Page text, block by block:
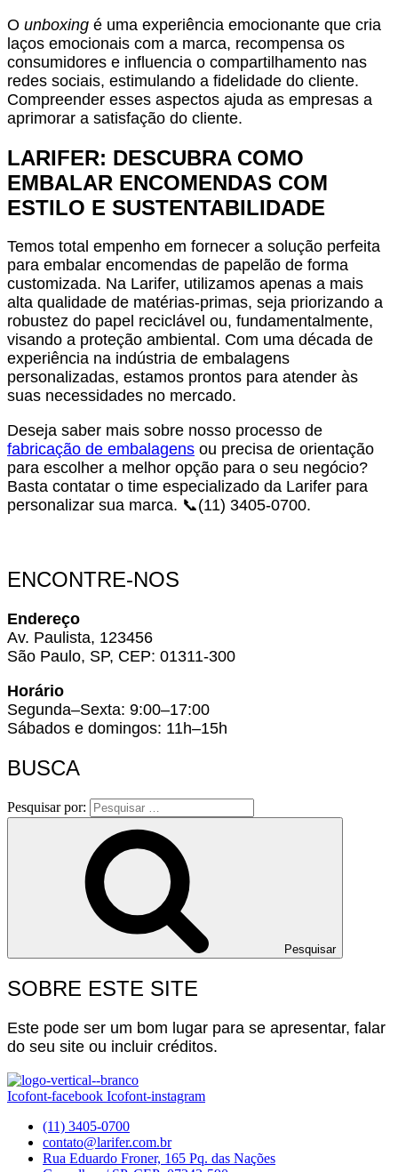
O unboxing é uma experiência emocionante que cria
laços emocionais com a marca, recompensa os
consumidores e influencia o compartilhamento nas
redes sociais, estimulando a fidelidade do cliente.
Compreender esses aspectos ajuda as empresas a
aprimorar a satisfação do cliente.
LARIFER: DESCUBRA COMO
EMBALAR ENCOMENDAS COM
ESTILO E SUSTENTABILIDADE
Temos total empenho em fornecer a solução perfeita
para embalar encomendas de papelão de forma
customizada. Na Larifer, utilizamos apenas a mais
alta qualidade de matérias-primas, seja priorizando a
robustez do papel reciclável ou, fundamentalmente,
visando a proteção ambiental. Com uma década de
experiência na indústria de embalagens
personalizadas, estamos prontos para atender às
suas necessidades no mercado.
Deseja saber mais sobre nosso processo de
fabricação de embalagens ou precisa de orientação
para escolher a melhor opção para o seu negócio?
Basta contatar o time especializado da Larifer para
personalizar sua marca. 📞(11) 3405-0700.
ENCONTRE-NOS
Endereço
Av. Paulista, 123456
São Paulo, SP, CEP: 01311-300
Horário
Segunda–Sexta: 9:00–17:00
Sábados e domingos: 11h–15h
BUSCA
Pesquisar por:
Pesquisar
SOBRE ESTE SITE
Este pode ser um bom lugar para se apresentar, falar
do seu site ou incluir créditos.
Icofont-facebook Icofont-instagram
(11) 3405-0700
contato@larifer.com.br
Rua Eduardo Froner, 165 Pq. das Nações